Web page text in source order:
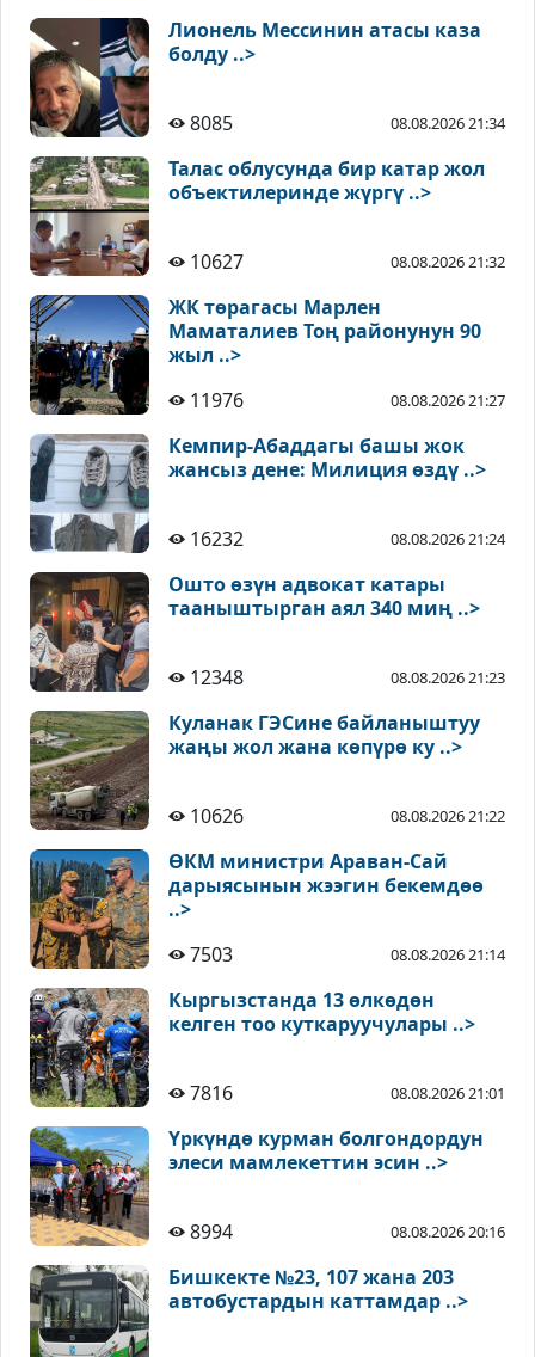
Лионель Мессинин атасы каза
болду ..>
8085 08.08.2026 21:34
Талас облусунда бир катар жол
объектилеринде жүргү ..>
10627 08.08.2026 21:32
ЖК төрагасы Марлен
Маматалиев Тоң районунун 90
жыл ..>
11976
08.08.2026 21:27
Кемпир-Абаддагы башы жок
жансыз дене: Милиция өздү ..>
16232 08.08.2026 21:24
Ошто өзүн адвокат катары
тааныштырган аял 340 миң ..>
12348 08.08.2026 21:23
Куланак ГЭСине байланыштуу
жаңы жол жана көпүрө ку ..>
10626 08.08.2026 21:22
ӨКМ министри Араван-Сай
дарыясынын жээгин бекемдөө
..>
7503
08.08.2026 21:14
Кыргызстанда 13 өлкөдөн
келген тоо куткаруучулары ..>
7816 08.08.2026 21:01
Үркүндө курман болгондордун
элеси мамлекеттин эсин ..>
8994 08.08.2026 20:16
Бишкекте №23, 107 жана 203
автобустардын каттамдар ..>